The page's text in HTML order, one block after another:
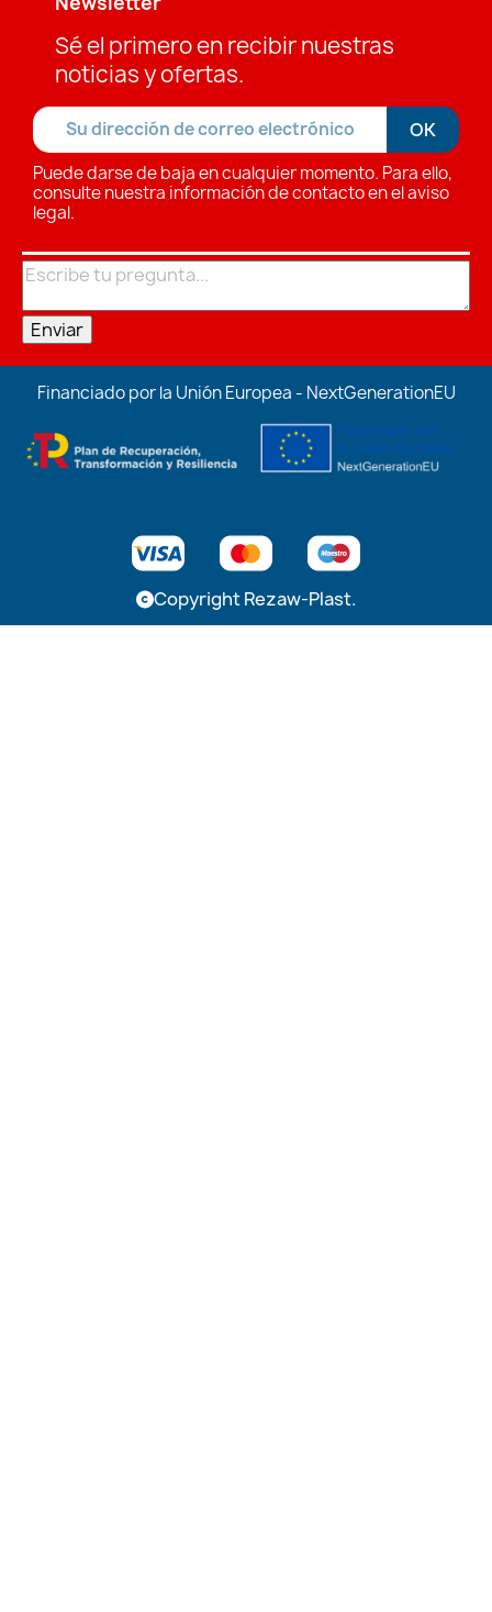
Sé el primero en recibir nuestras
noticias y ofertas.
Puede darse de baja en cualquier momento. Para ello,
consulte nuestra información de contacto en el aviso
legal.
Enviar
Financiado por la Unión Europea - NextGenerationEU
Copyright Rezaw-Plast.